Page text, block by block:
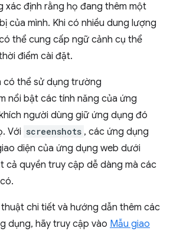
xác định rằng họ đang thêm một
của mình. Khi có nhiều dung lượng
thể cung cấp ngữ cảnh cụ thể
điểm cài đặt.
có thể sử dụng trường
nổi bật các tính năng của ứng
người dùng giữ ứng dụng đó
Với screenshots , các ứng dụng
diện của ứng dụng web dưới
cả quyền truy cập dễ dàng mà các
chi tiết và hướng dẫn thêm các
dụng, hãy truy cập vào Mẫu giao